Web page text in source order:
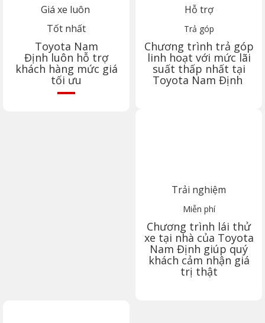
Giá xe luôn
Tốt nhất
Toyota Nam
Định luôn hỗ trợ
khách hàng mức giá
tối ưu
Hỗ trợ
Trả góp
Chương trình trả góp
linh hoạt với mức lãi
suất thấp nhất tại
Toyota Nam Định
Trải nghiệm
Miễn phí
Chương trình lái thử
xe tại nhà của Toyota
Nam Định giúp quý
khách cảm nhận giá
trị thật